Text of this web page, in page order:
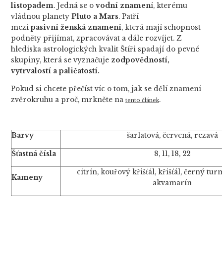
listopadem. Jedná se o vodní znamení, kterému
vládnou planetyPluto a Mars. Patří
mezi pasivníženská znamení, která mají schopnost
podněty přijímat, zpracovávat a dále rozvíjet. Z
hlediska astrologických kvalit Štíři spadají do pevné
skupiny, která se vyznačuje zodpovědností,
vytrvalostí a paličatostí.
Pokud si chcete přečíst víc o tom, jak se dělí znamení
zvěrokruhu a proč, mrkněte na tento článek.
Barvy šarlatová, červená, rezavá
Šťastná čísla 8, 11, 18, 22
Kameny
citrín, kouřový křišťál, křišťál, černý
akvamarín